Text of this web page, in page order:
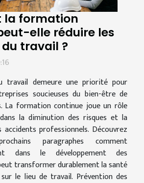
la formation
elle réduire les
travail ?
travail demeure une priorité pour
soucieuses du bien-être de
La formation continue joue un rôle
la diminution des risques et la
professionnels. Découvrez
paragraphes comment
dans le développement des
transformer durablement la santé
le lieu de travail. Prévention des